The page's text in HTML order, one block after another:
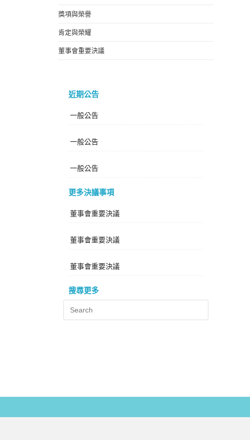
獎項與榮譽
肯定與榮耀
董事會重要決議
近期公告
一般公告
一般公告
一般公告
更多決議事項
董事會重要決議
董事會重要決議
董事會重要決議
搜尋更多